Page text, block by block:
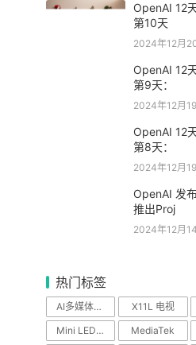
OpenAI 12
第10天
2024年12月
OpenAI 12
第9天：
2024年12月
OpenAI 12
第8天：
2024年12月
OpenAI 发
推出Proj
2024年12月
热门标签
AI多媒体中心 X11L 电视
Mini LED电视
MediaTek